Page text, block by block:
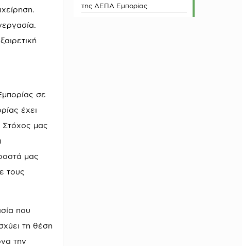
σε
έχει
Στόχος μας
μας
τους
που
τη θέση
την
της ΔΕΠΑ Εμπορίας